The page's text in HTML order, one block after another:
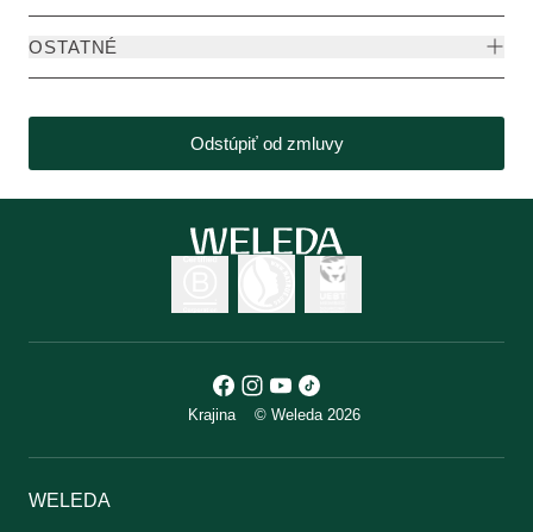
OSTATNÉ
Odstúpiť od zmluvy
Krajina © Weleda 2026
WELEDA